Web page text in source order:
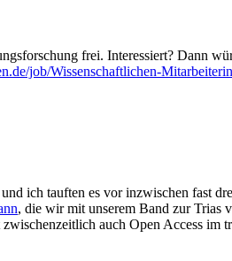
frei. Interessiert? Dann
job/Wissenschaftlichen-
und ich tauften es vor inzwischen fast
, die wir mit unserem Band zur Trias
auch Open Access im